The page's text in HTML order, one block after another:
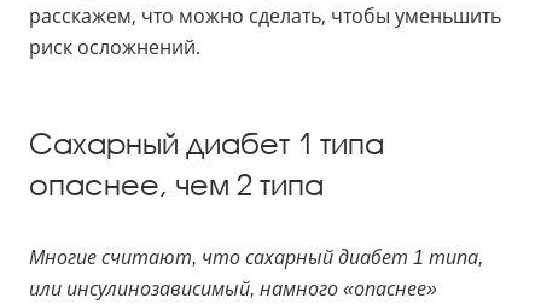
расскажем, что можно сделать, чтобы уменьшить
риск осложнений.
Сахарный диабет 1 типа
опаснее, чем 2 типа
Многие считают, что сахарный диабет 1 типа,
или инсулинозависимый, намного «опаснее»